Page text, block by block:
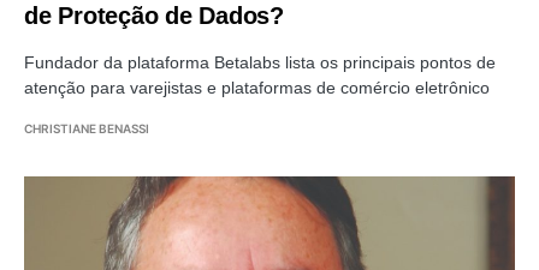
de Proteção de Dados?
Fundador da plataforma Betalabs lista os principais pontos de
atenção para varejistas e plataformas de comércio eletrônico
CHRISTIANE BENASSI